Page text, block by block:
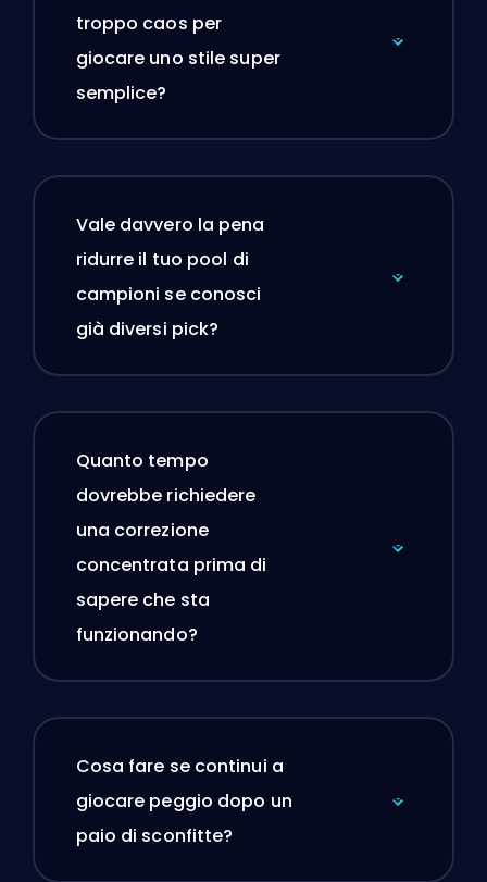
troppo caos per
giocare uno stile super
semplice?
Vale davvero la pena
ridurre il tuo pool di
campioni se conosci
già diversi pick?
Quanto tempo
dovrebbe richiedere
una correzione
concentrata prima di
sapere che sta
funzionando?
Cosa fare se continui a
giocare peggio dopo un
paio di sconfitte?